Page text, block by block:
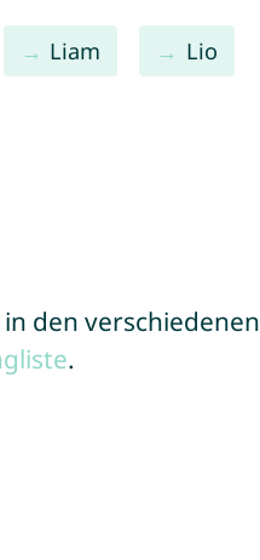
Liam Lio
den verschiedenen
.